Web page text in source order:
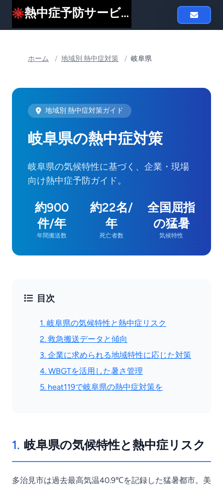
熱中症予防サービスheat119
ホーム / 地域別 熱中症対策 / 岐阜県
地域別 熱中症対策ガイド
岐阜県の熱中症対策
岐阜県の気候特性に基づく、企業・現場
向け熱中症予防ガイド。
約900
件/年
年間搬送数
約22名/
年
死亡者数
全国屈指
の猛暑
気候特性
目次
1. 岐阜県の気候特性と熱中症リスク
2. 救急搬送データと傾向
3. 企業に求められる地域特性に応じた対策
4. WBGTを活用した暑さ管理
5. heat119で岐阜県の熱中症対策を
1. 岐阜県の気候特性と熱中症リスク
多治見市は過去最高気温40.9℃を記録した猛暑都市。美